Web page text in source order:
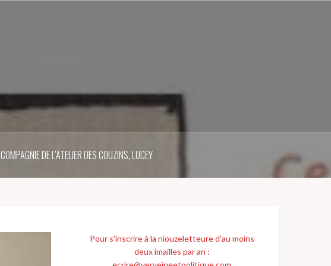
COMPAGNIE DE L’ATELIER DES COUZINS, LUCEY
Pour s'inscrire à la niouzeletteure d'au moins
deux imailles par an :